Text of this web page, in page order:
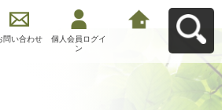
問い合わせ
個人会員ログイ
ン